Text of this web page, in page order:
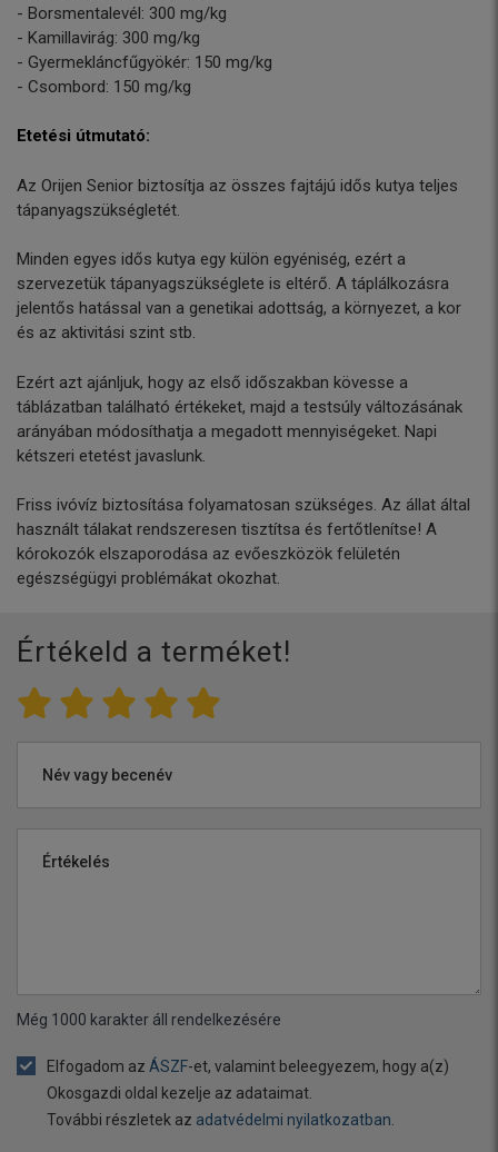
- Borsmentalevél: 300 mg/kg
- Kamillavirág: 300 mg/kg
- Gyermekláncfűgyökér: 150 mg/kg
- Csombord: 150 mg/kg
Etetési útmutató:
Az Orijen Senior biztosítja az összes fajtájú idős kutya teljes
tápanyagszükségletét.
Minden egyes idős kutya egy külön egyéniség, ezért a
szervezetük tápanyagszükséglete is eltérő. A táplálkozásra
jelentős hatással van a genetikai adottság, a környezet, a kor
és az aktivitási szint stb.
Ezért azt ajánljuk, hogy az első időszakban kövesse a
táblázatban található értékeket, majd a testsúly változásának
arányában módosíthatja a megadott mennyiségeket. Napi
kétszeri etetést javaslunk.
Friss ivóvíz biztosítása folyamatosan szükséges. Az állat által
használt tálakat rendszeresen tisztítsa és fertőtlenítse! A
kórokozók elszaporodása az evőeszközök felületén
egészségügyi problémákat okozhat.
Értékeld a terméket!
Név vagy becenév
Értékelés
Még 1000 karakter áll rendelkezésére
Elfogadom az ÁSZF-et, valamint beleegyezem, hogy a(z)
Okosgazdi oldal kezelje az adataimat.
További részletek az adatvédelmi nyilatkozatban.